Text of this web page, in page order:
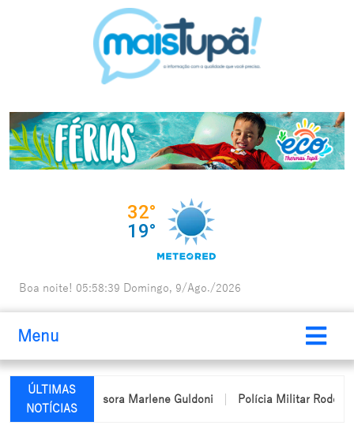
Boa noite! 05:58:40 Domingo, 9/Ago./2026
Menu
ÚLTIMAS
NOTÍCIAS
da professora Marlene Guldoni Polícia Militar Rodoviária